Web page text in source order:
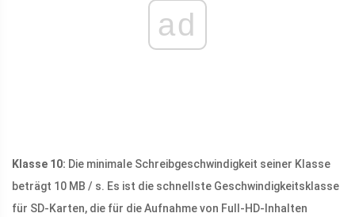
ad
Klasse 10: Die minimale Schreibgeschwindigkeit seiner Klasse
beträgt 10 MB / s. Es ist die schnellste Geschwindigkeitsklasse
für SD-Karten, die für die Aufnahme von Full-HD-Inhalten